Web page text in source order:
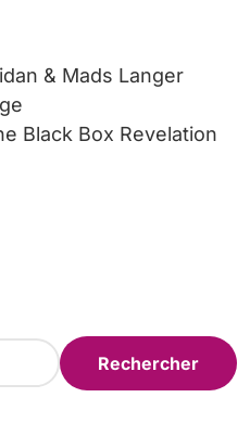
& Mads Langer
Black Box Revelation